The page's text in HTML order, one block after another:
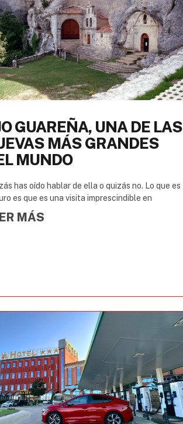
GUAREÑA, UNA DE LAS
MÁS GRANDES
MUNDO
has oído hablar de ella o quizás no. Lo que es
es que es una visita imprescindible en
MÁS